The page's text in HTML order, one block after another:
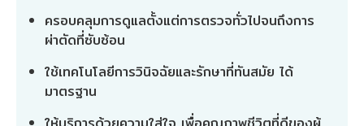
ครอบคลุมการดูแลตั้งแต่การตรวจทั่วไปจนถึงการ
ผ่าตัดที่ซับซ้อน
ใช้เทคโนโลยีการวินิจฉัยและรักษาที่ทันสมัย ได้
มาตรฐาน